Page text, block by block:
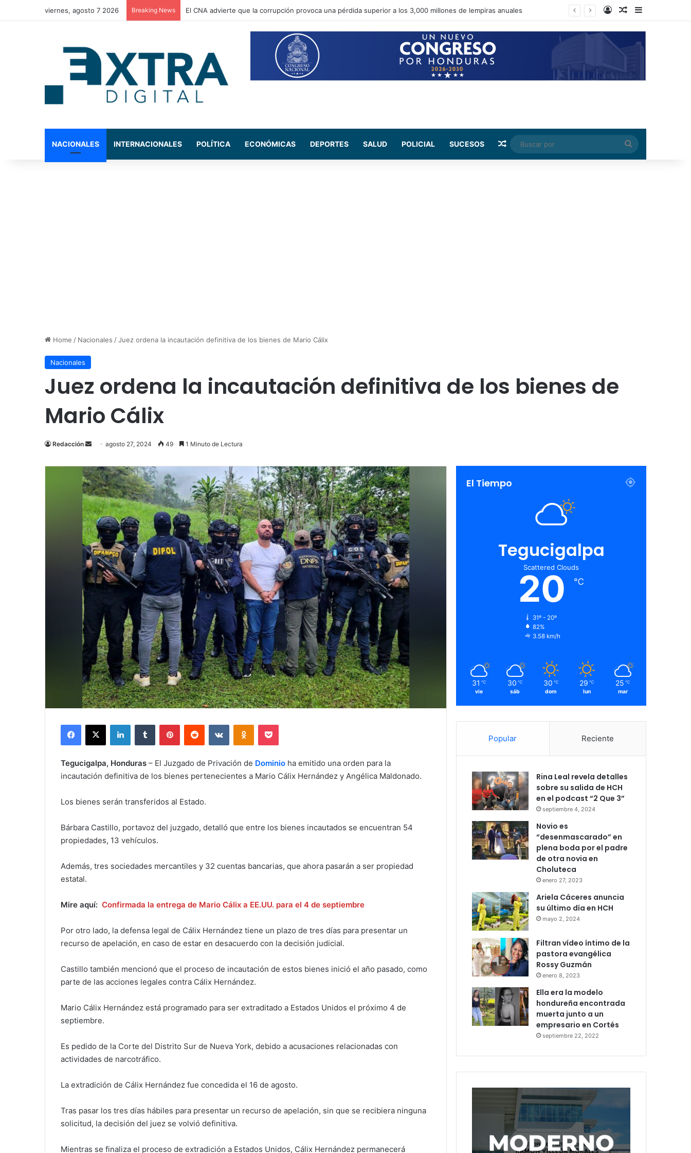
viernes, agosto 7 2026 Breaking News La Comisión de Salud del CN se reúne con médicos residentes para evaluar el incremento de su salario beca Log InRandom Article
Sidebar
NACIONALES INTERNACIONALES POLÍTICA ECONÓMICAS DEPORTES SALUD POLICIAL SUCESOS Random Article
Buscar
por
Home / Nacionales /Juez ordena la incautación definitiva de los bienes de Mario Cálix
Nacionales
Juez ordena la incautación definitiva de los bienes de
Mario Cálix
Redacción
Send
email
agosto 27, 2024 49 1 Minuto de Lectura
Facebook
X LinkedInTumblr PinterestReddit VKontakteOdnoklassniki
Pocket
Tegucigalpa, Honduras – El Juzgado de Privación de Dominio ha emitido una orden para la
incautación definitiva de los bienes pertenecientes a Mario Cálix Hernández y Angélica Maldonado.
Los bienes serán transferidos al Estado.
Bárbara Castillo, portavoz del juzgado, detalló que entre los bienes incautados se encuentran 54
propiedades, 13 vehículos.
Además, tres sociedades mercantiles y 32 cuentas bancarias, que ahora pasarán a ser propiedad
estatal.
Mire aquí: Confirmada la entrega de Mario Cálix a EE.UU. para el 4 de septiembre
Por otro lado, la defensa legal de Cálix Hernández tiene un plazo de tres días para presentar un
recurso de apelación, en caso de estar en desacuerdo con la decisión judicial.
Castillo también mencionó que el proceso de incautación de estos bienes inició el año pasado, como
parte de las acciones legales contra Cálix Hernández.
Mario Cálix Hernández está programado para ser extraditado a Estados Unidos el próximo 4 de
septiembre.
Es pedido de la Corte del Distrito Sur de Nueva York, debido a acusaciones relacionadas con
actividades de narcotráfico.
La extradición de Cálix Hernández fue concedida el 16 de agosto.
Tras pasar los tres días hábiles para presentar un recurso de apelación, sin que se recibiera ninguna
solicitud, la decisión del juez se volvió definitiva.
Mientras se finaliza el proceso de extradición a Estados Unidos, Cálix Hernández permanecerá
El Tiempo
Tegucigalpa
Scattered Clouds
20 ℃
31º - 20º
82%
3.58 km/h
31 ℃
vie
30 ℃
sáb
30 ℃
dom
29 ℃
lun
25 ℃
mar
Popular Reciente
Rina Leal revela detalles
sobre su salida de HCH
en el podcast “2 Que 3”
septiembre 4, 2024
Novio es
“desenmascarado” en
plena boda por el padre
de otra novia en
Choluteca
enero 27, 2023
Ariela Cáceres anuncia
su último día en HCH
mayo 2, 2024
Filtran vídeo íntimo de la
pastora evangélica
Rossy Guzmán
enero 8, 2023
Ella era la modelo
hondureña encontrada
muerta junto a un
empresario en Cortés
septiembre 22, 2022